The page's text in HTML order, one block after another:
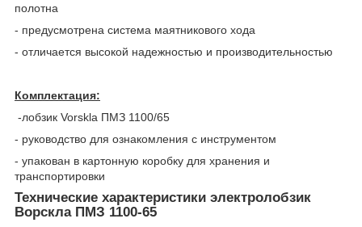
полотна
- предусмотрена система маятникового хода
- отличается высокой надежностью и производительностью
Комплектация:
-лобзик Vorskla ПМЗ 1100/65
- руководство для ознакомления с инструментом
- упакован в картонную коробку для хранения и
транспортировки
Технические характеристики электролобзик
Ворскла ПМЗ 1100-65